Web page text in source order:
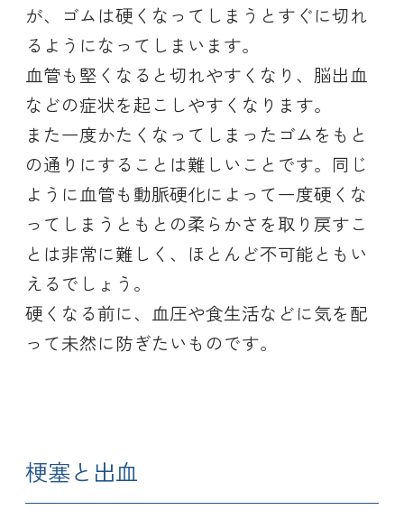
が、ゴムは硬くなってしまうとすぐに切れ
るようになってしまいます。
血管も堅くなると切れやすくなり、脳出血
などの症状を起こしやすくなります。
また一度かたくなってしまったゴムをもと
の通りにすることは難しいことです。同じ
ように血管も動脈硬化によって一度硬くな
ってしまうともとの柔らかさを取り戻すこ
とは非常に難しく、ほとんど不可能ともい
えるでしょう。
硬くなる前に、血圧や食生活などに気を配
って未然に防ぎたいものです。
梗塞と出血